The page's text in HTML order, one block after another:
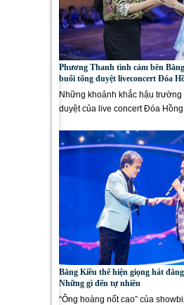
Phương Thanh tình cảm bên
buổi tổng duyệt liveconcert Đóa
Những khoảnh khắc hậu trường
duyệt của live concert Đóa
Bằng Kiều thể hiện giọng hát
Những gì đến tự nhiên
“Ông hoàng nốt cao” của